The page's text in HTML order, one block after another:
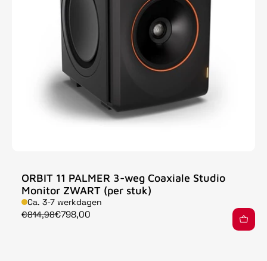
ORBIT 11 PALMER 3-weg Coaxiale Studio
Monitor ZWART (per stuk)
Ca. 3-7 werkdagen
€814,98€798,00